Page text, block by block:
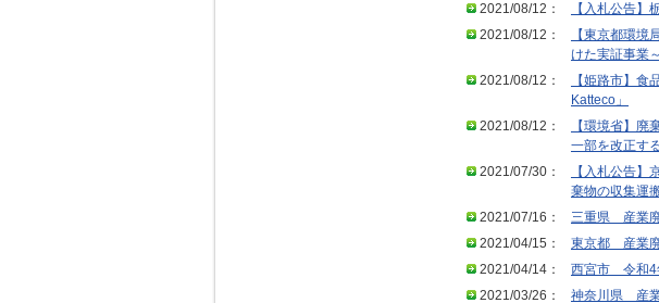
2021/08/12：
【入札公告】
2021/08/12：
【東京都環境
けた実証事業
2021/08/12：
【姫路市】食
Katteco」
2021/08/12：
【環境省】廃
一部を改正す
2021/07/30：
【入札公告】
棄物の収集運
2021/07/16：
三重県 産業
2021/04/15：
東京都 産業
2021/04/14：
西宮市 令和4
2021/03/26：
神奈川県 産業